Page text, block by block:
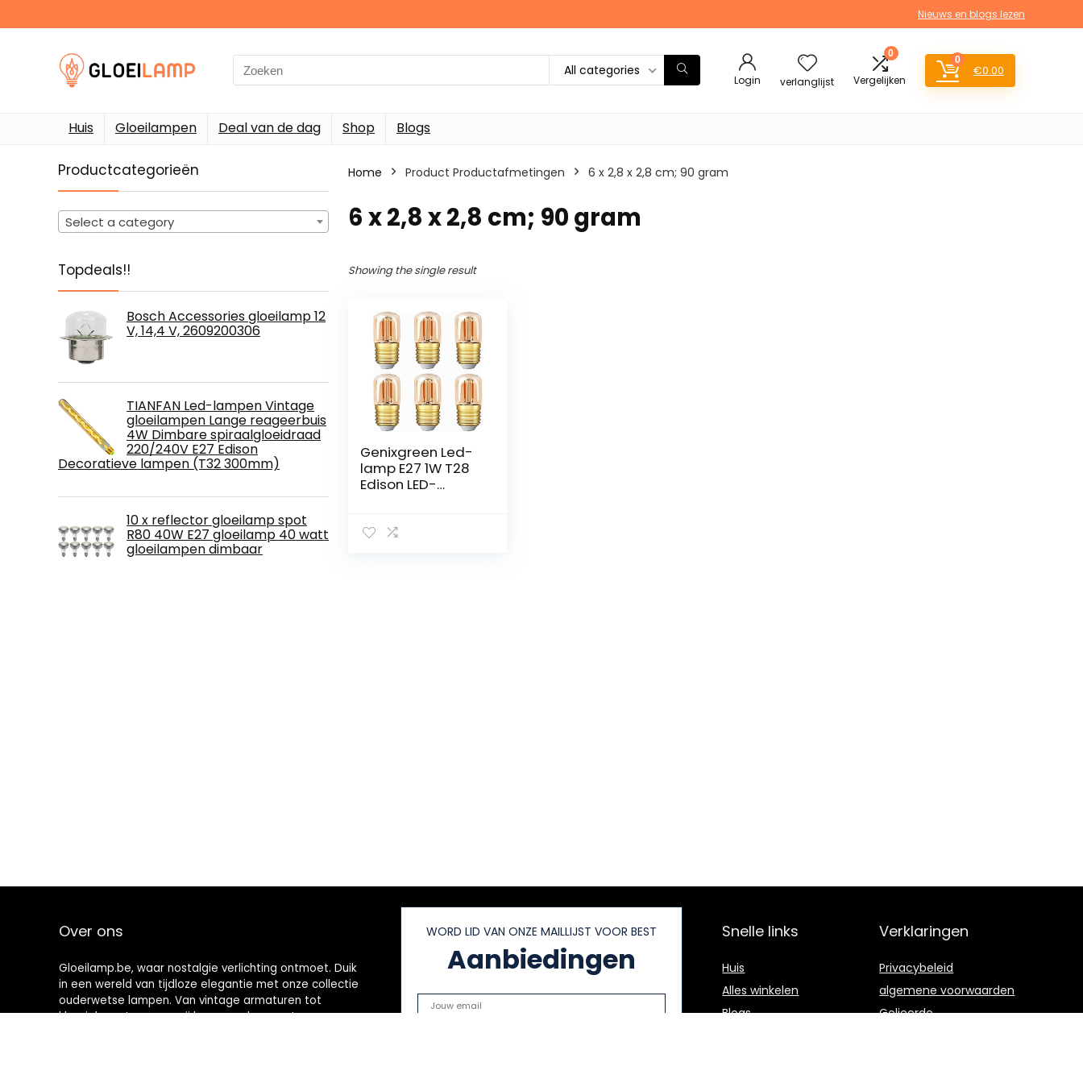
Nieuws en blogs lezen
Search
for:
All categories
Login verlanglijst
0
Vergelijken
0
€0.00
Huis Gloeilampen Deal van de dag Shop Blogs
Productcategorieën
Select a category
Topdeals!!
Bosch Accessories gloeilamp 12
V, 14,4 V, 2609200306
TIANFAN Led-lampen Vintage
gloeilampen Lange reageerbuis
4W Dimbare spiraalgloeidraad
220/240V E27 Edison
Decoratieve lampen (T32 300mm)
10 x reflector gloeilamp spot
R80 40W E27 gloeilamp 40 watt
gloeilampen dimbaar
Home Product Productafmetingen ‎6 x 2,8 x 2,8 cm; 90 gram
‎6 x 2,8 x 2,8 cm; 90 gram
Showing the single result
Genixgreen Led-
lamp E27 1W T28
Edison LED-
witte gloeilamp
Over ons
Gloeilamp.be, waar nostalgie verlichting ontmoet. Duik
in een wereld van tijdloze elegantie met onze collectie
ouderwetse lampen. Van vintage armaturen tot
klassieke ontwerpen, wij brengen de warmte en
WORD LID VAN ONZE MAILLIJST VOOR BEST
Aanbiedingen
Snelle links
Huis
Alles winkelen
Blogs
Verklaringen
Privacybeleid
algemene voorwaarden
Gelieerde